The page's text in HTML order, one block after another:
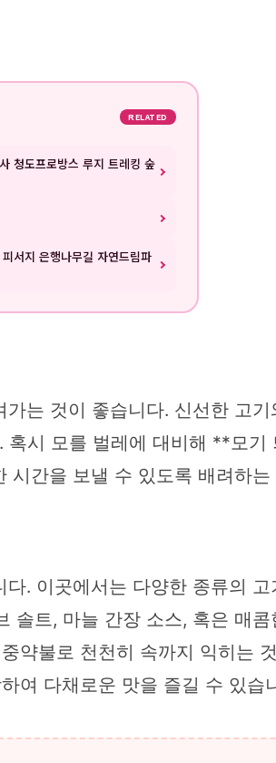
RELATED
청도프로방스 루지 트레킹 숲
서지 은행나무길 자연드림파
는 것이 좋습니다. 신선한 고
시 모를 벌레에 대비해 **모
간을 보낼 수 있도록 배려하
. 이곳에서는 다양한 종류의
트, 마늘 간장 소스, 혹은 매
약불로 천천히 속까지 익히는
여 다채로운 맛을 즐길 수 있습